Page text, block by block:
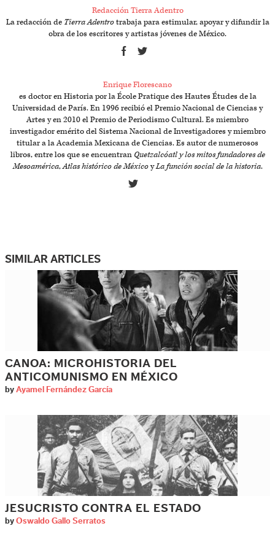
Redacción Tierra Adentro
La redacción de Tierra Adentrotrabaja para estimular, apoyar y difundir la
obra de los escritores y artistas jóvenes de México.
Enrique Florescano
es doctor en Historia por la École Pratique des Hautes Études de la
Universidad de París. En 1996 recibió el Premio Nacional de Ciencias y
Artes y en 2010 el Premio de Periodismo Cultural. Es miembro
investigador emérito del Sistema Nacional de Investigadores y miembro
titular a la Academia Mexicana de Ciencias. Es autor de numerosos
libros, entre los que se encuentran Quetzalcóatl y los mitos fundadores de
Mesoamérica,Atlas histórico de MéxicoyLa función social de la historia.
SIMILAR ARTICLES
CANOA: MICROHISTORIA DEL
ANTICOMUNISMO EN MÉXICO
by Ayamel Fernández García
JESUCRISTO CONTRA EL ESTADO
by Oswaldo Gallo Serratos